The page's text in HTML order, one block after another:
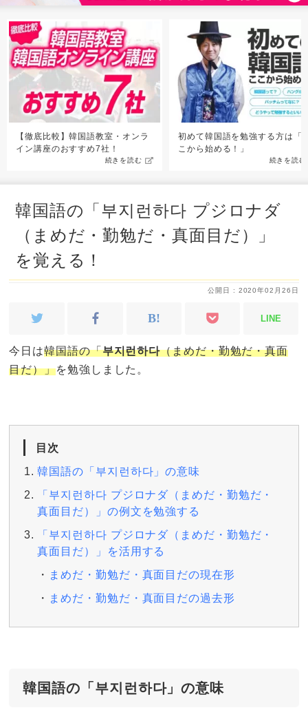
【徹底比較】韓国語教室・オンラ
イン講座のおすすめ7社！
続きを読む
初めて韓国語を勉強する方は「
こから始める！」
続きを読む
韓国語の「부지런하다 プジロナダ
（まめだ・勤勉だ・真面目だ）」
を覚える！
公開日 : 2020年02月26日
LINE
今日は韓国語の「부지런하다（まめだ・勤勉だ・真面
目だ）」を勉強しました。
目次
韓国語の「부지런하다」の意味
「부지런하다 プジロナダ（まめだ・勤勉だ・
真面目だ）」の例文を勉強する
「부지런하다 プジロナダ（まめだ・勤勉だ・
真面目だ）」を活用する
まめだ・勤勉だ・真面目だの現在形
まめだ・勤勉だ・真面目だの過去形
韓国語の「부지런하다」の意味